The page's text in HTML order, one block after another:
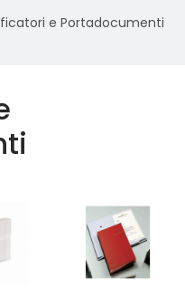
e Portadocumenti